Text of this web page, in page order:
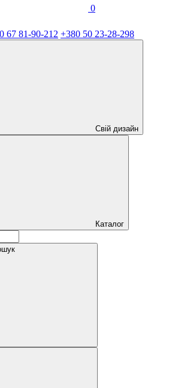
0
67 81-90-212 +380 50 23-28-298
Свій дизайн
Каталог